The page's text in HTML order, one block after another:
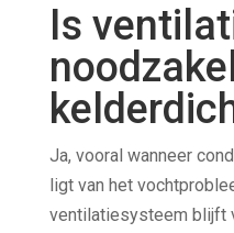
Is
Ja, vooral wanneer
ligt van het
ventilatiesysteem blijft